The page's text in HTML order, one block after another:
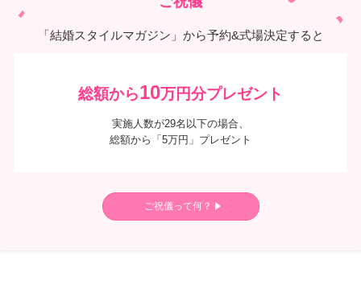
「結婚スタイルマガジン」から予約&式場決定すると
総額から10万円分プレゼント
実施人数が29名以下の場合、
総額から「5万円」プレゼント
ご祝儀って何？